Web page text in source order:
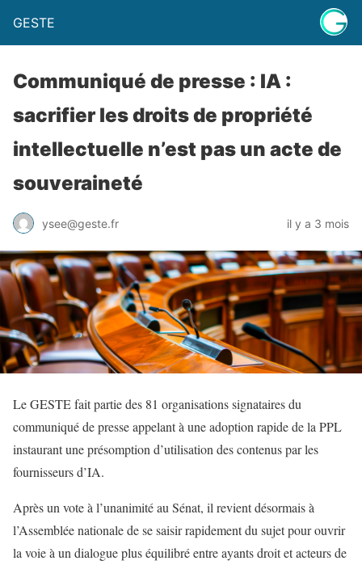
GESTE
​​Communiqué de presse : IA :
sacrifier les droits de propriété
intellectuelle n’est pas un acte de
souveraineté
ysee@geste.fr il y a 3 mois
Le GESTE fait partie des 81 organisations signataires du
communiqué de presse appelant à une adoption rapide de la PPL
instaurant une présomption d’utilisation des contenus par les
fournisseurs d’IA.
Après un vote à l’unanimité au Sénat, il revient désormais à
l’Assemblée nationale de se saisir rapidement du sujet pour ouvrir
la voie à un dialogue plus équilibré entre ayants droit et acteurs de